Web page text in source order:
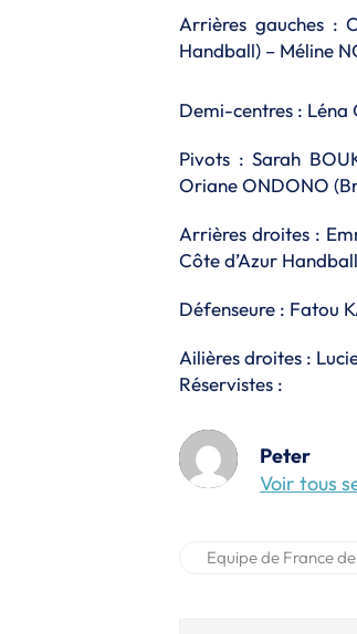
Arrières gauches :
Handball) – Méline
Demi-centres : Léna
Pivots : Sarah
Oriane ONDONO
Arrières droites :
Côte d’Azur
Défenseure : Fatou
Ailières droites :
Réservistes :
Peter
Voir tous
Equipe de France